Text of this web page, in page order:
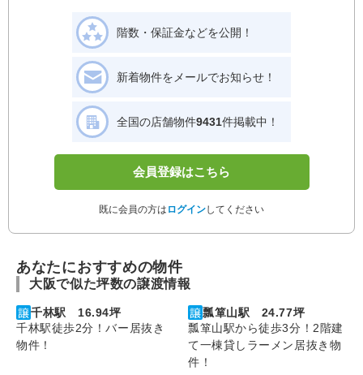
階数・保証金などを公開！
新着物件をメールでお知らせ！
全国の店舗物件9431件掲載中！
会員登録はこちら
既に会員の方は ログインしてください
あなたにおすすめの物件
大阪で似た坪数の譲渡情報
千林駅 16.94坪
千林駅徒歩2分！バー居抜き
物件！
瓢箪山駅 24.77坪
瓢箪山駅から徒歩3分！2階建
て一棟貸しラーメン居抜き物
件！